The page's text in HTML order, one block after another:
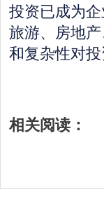
投资已成为
旅游、房地
和复杂性对投
相关阅读：